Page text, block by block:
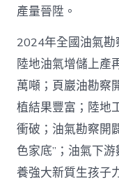
產量晉陞。
2024年全國油氣勘
陸地油氣增儲上產
萬噸；頁巖油勘察
植結果豐富；陸地
衝破；油氣勘察開
色家底”；油氣下
養強大新質生孩子